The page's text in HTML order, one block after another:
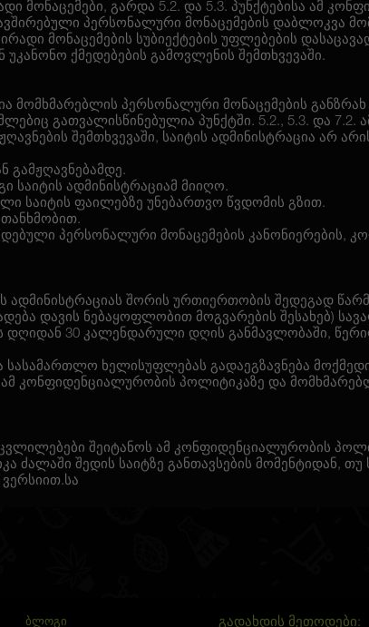
მონაცემები, გარდა 5.2. და 5.3. პუნქტებისა ამ
პერსონალური მონაცემების დაბლოკვა
მონაცემების სუბიექტების უფლებების
ქმედებების გამოვლენის შემთხვევაში.
მომხმარებლის პერსონალური მონაცემების განზრახ
გათვალისწინებულია პუნქტში. 5.2., 5.3. და
შემთხვევაში, საიტის ადმინისტრაცია არ
გამჟღავნებამდე.
საიტის ადმინისტრაციამ მიიღო.
საიტის ფაილებზე უნებართვო წვდომის გზით.
თანხმობით.
პერსონალური მონაცემების კანონიერების,
ადმინისტრაციას შორის ურთიერთობის შედეგად
დავის ნებაყოფლობით მოგვარების შესახებ)
დღიდან 30 კალენდარული დღის განმავლობაში,
სასამართლო ხელისუფლებას გადაეგზავნება მოქმედი
კონფიდენციალურობის პოლიტიკაზე და
შეიტანოს ამ კონფიდენციალურობის
შედის საიტზე განთავსების მომენტიდან,
ᲑᲚᲝᲒᲘ გადახდის მეთოდები: